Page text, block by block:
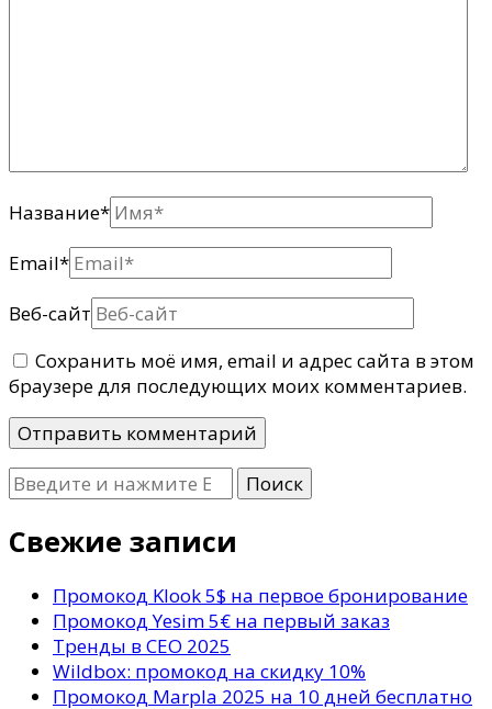
Название*
Email*
Веб-сайт
Сохранить моё имя, email и адрес сайта в этом
браузере для последующих моих комментариев.
Ищите
что-
то?
Свежие записи
Промокод Klook 5$ на первое бронирование
Промокод Yesim 5€ на первый заказ
Тренды в СЕО 2025
Wildbox: промокод на скидку 10%
Промокод Marpla 2025 на 10 дней бесплатно